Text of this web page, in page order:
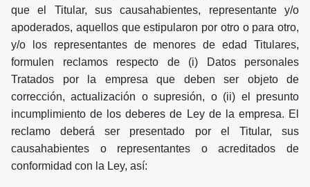
que el Titular, sus causahabientes, representante y/o
apoderados, aquellos que estipularon por otro o para otro,
y/o los representantes de menores de edad Titulares,
formulen reclamos respecto de (i) Datos personales
Tratados por la empresa que deben ser objeto de
corrección, actualización o supresión, o (ii) el presunto
incumplimiento de los deberes de Ley de la empresa. El
reclamo deberá ser presentado por el Titular, sus
causahabientes o representantes o acreditados de
conformidad con la Ley, así: